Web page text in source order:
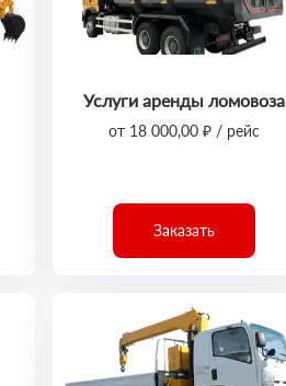
Услуги аренды ломовоза
от 18 000,00 ₽ / рейс
Заказать